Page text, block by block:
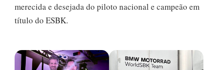
merecida e desejada do piloto nacional e campeão em
título do ESBK.